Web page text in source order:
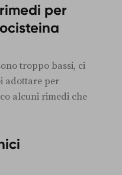
per
troppo bassi, ci
adottare per
alcuni rimedi che